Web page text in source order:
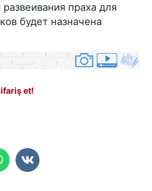
праха для
будет назначена
et!